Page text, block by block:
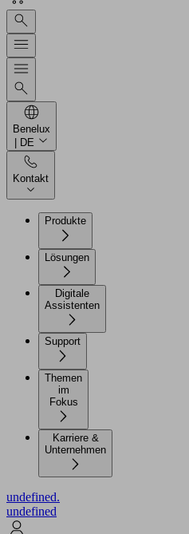
Benelux
| DE
Kontakt
Produkte
Lösungen
Digitale
Assistenten
Support
Themen
im
Karriere &
Unternehmen
undefined.
undefined